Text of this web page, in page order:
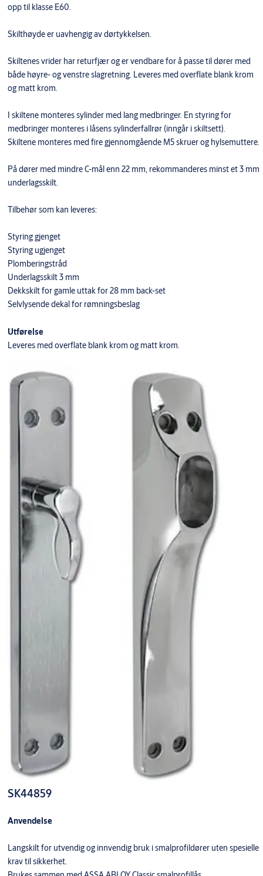
opp til klasse E60.
Skilthøyde er uavhengig av dørtykkelsen.
Skiltenes vrider har returfjær og er vendbare for å passe til dører med
både høyre- og venstre slagretning. Leveres med overflate blank krom
og matt krom.
I skiltene monteres sylinder med lang medbringer. En styring for
medbringer monteres i låsens sylinderfallrør (inngår i skiltsett).
Skiltene monteres med fire gjennomgående M5 skruer og hylsemuttere.
På dører med mindre C-mål enn 22 mm, rekommanderes minst et 3 mm
underlagsskilt.
Tilbehør som kan leveres:
Styring gjenget
Styring ugjenget
Plomberingstråd
Underlagsskilt 3 mm
Dekkskilt for gamle uttak for 28 mm back-set
Selvlysende dekal for rømningsbeslag
Utførelse
Leveres med overflate blank krom og matt krom.
SK44859
Anvendelse
Langskilt for utvendig og innvendig bruk i smalprofildører uten spesielle
krav til sikkerhet.